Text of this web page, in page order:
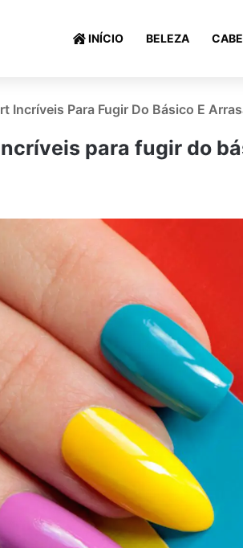
INÍCIO BELEZA
Incríveis Para Fugir Do Básico E
para fugir do